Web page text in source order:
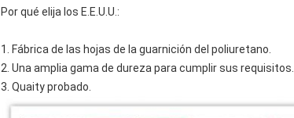
Por qué elija los E.E.U.U.:
1. Fábrica de las hojas de la guarnición del poliuretano.
2. Una amplia gama de dureza para cumplir sus requisitos.
3. Quaity probado.